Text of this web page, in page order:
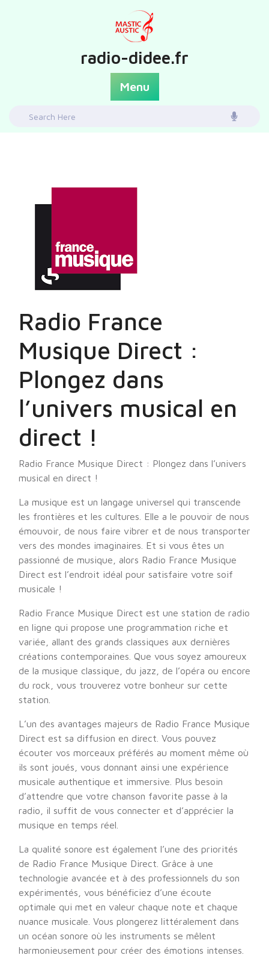
radio-didee.fr
Menu
Search
Radio France
Musique Direct :
Plongez dans
l’univers musical en
direct !
Radio France Musique Direct : Plongez dans l’univers
musical en direct !
La musique est un langage universel qui transcende
les frontières et les cultures. Elle a le pouvoir de nous
émouvoir, de nous faire vibrer et de nous transporter
vers des mondes imaginaires. Et si vous êtes un
passionné de musique, alors Radio France Musique
Direct est l’endroit idéal pour satisfaire votre soif
musicale !
Radio France Musique Direct est une station de radio
en ligne qui propose une programmation riche et
variée, allant des grands classiques aux dernières
créations contemporaines. Que vous soyez amoureux
de la musique classique, du jazz, de l’opéra ou encore
du rock, vous trouverez votre bonheur sur cette
station.
L’un des avantages majeurs de Radio France Musique
Direct est sa diffusion en direct. Vous pouvez
écouter vos morceaux préférés au moment même où
ils sont joués, vous donnant ainsi une expérience
musicale authentique et immersive. Plus besoin
d’attendre que votre chanson favorite passe à la
radio, il suffit de vous connecter et d’apprécier la
musique en temps réel.
La qualité sonore est également l’une des priorités
de Radio France Musique Direct. Grâce à une
technologie avancée et à des professionnels du son
expérimentés, vous bénéficiez d’une écoute
optimale qui met en valeur chaque note et chaque
nuance musicale. Vous plongerez littéralement dans
un océan sonore où les instruments se mêlent
harmonieusement pour créer des émotions intenses.